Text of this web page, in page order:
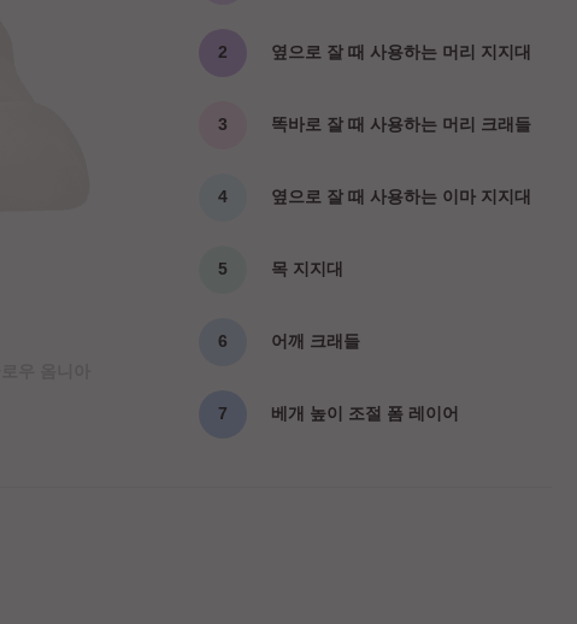
옆으로 잘 때 사용하는 머리 지지대
똑바로 잘 때 사용하는 머리 크래들
옆으로 잘 때 사용하는 이마 지지대
목 지지대
어깨 크래들
베개 높이 조절 폼 레이어